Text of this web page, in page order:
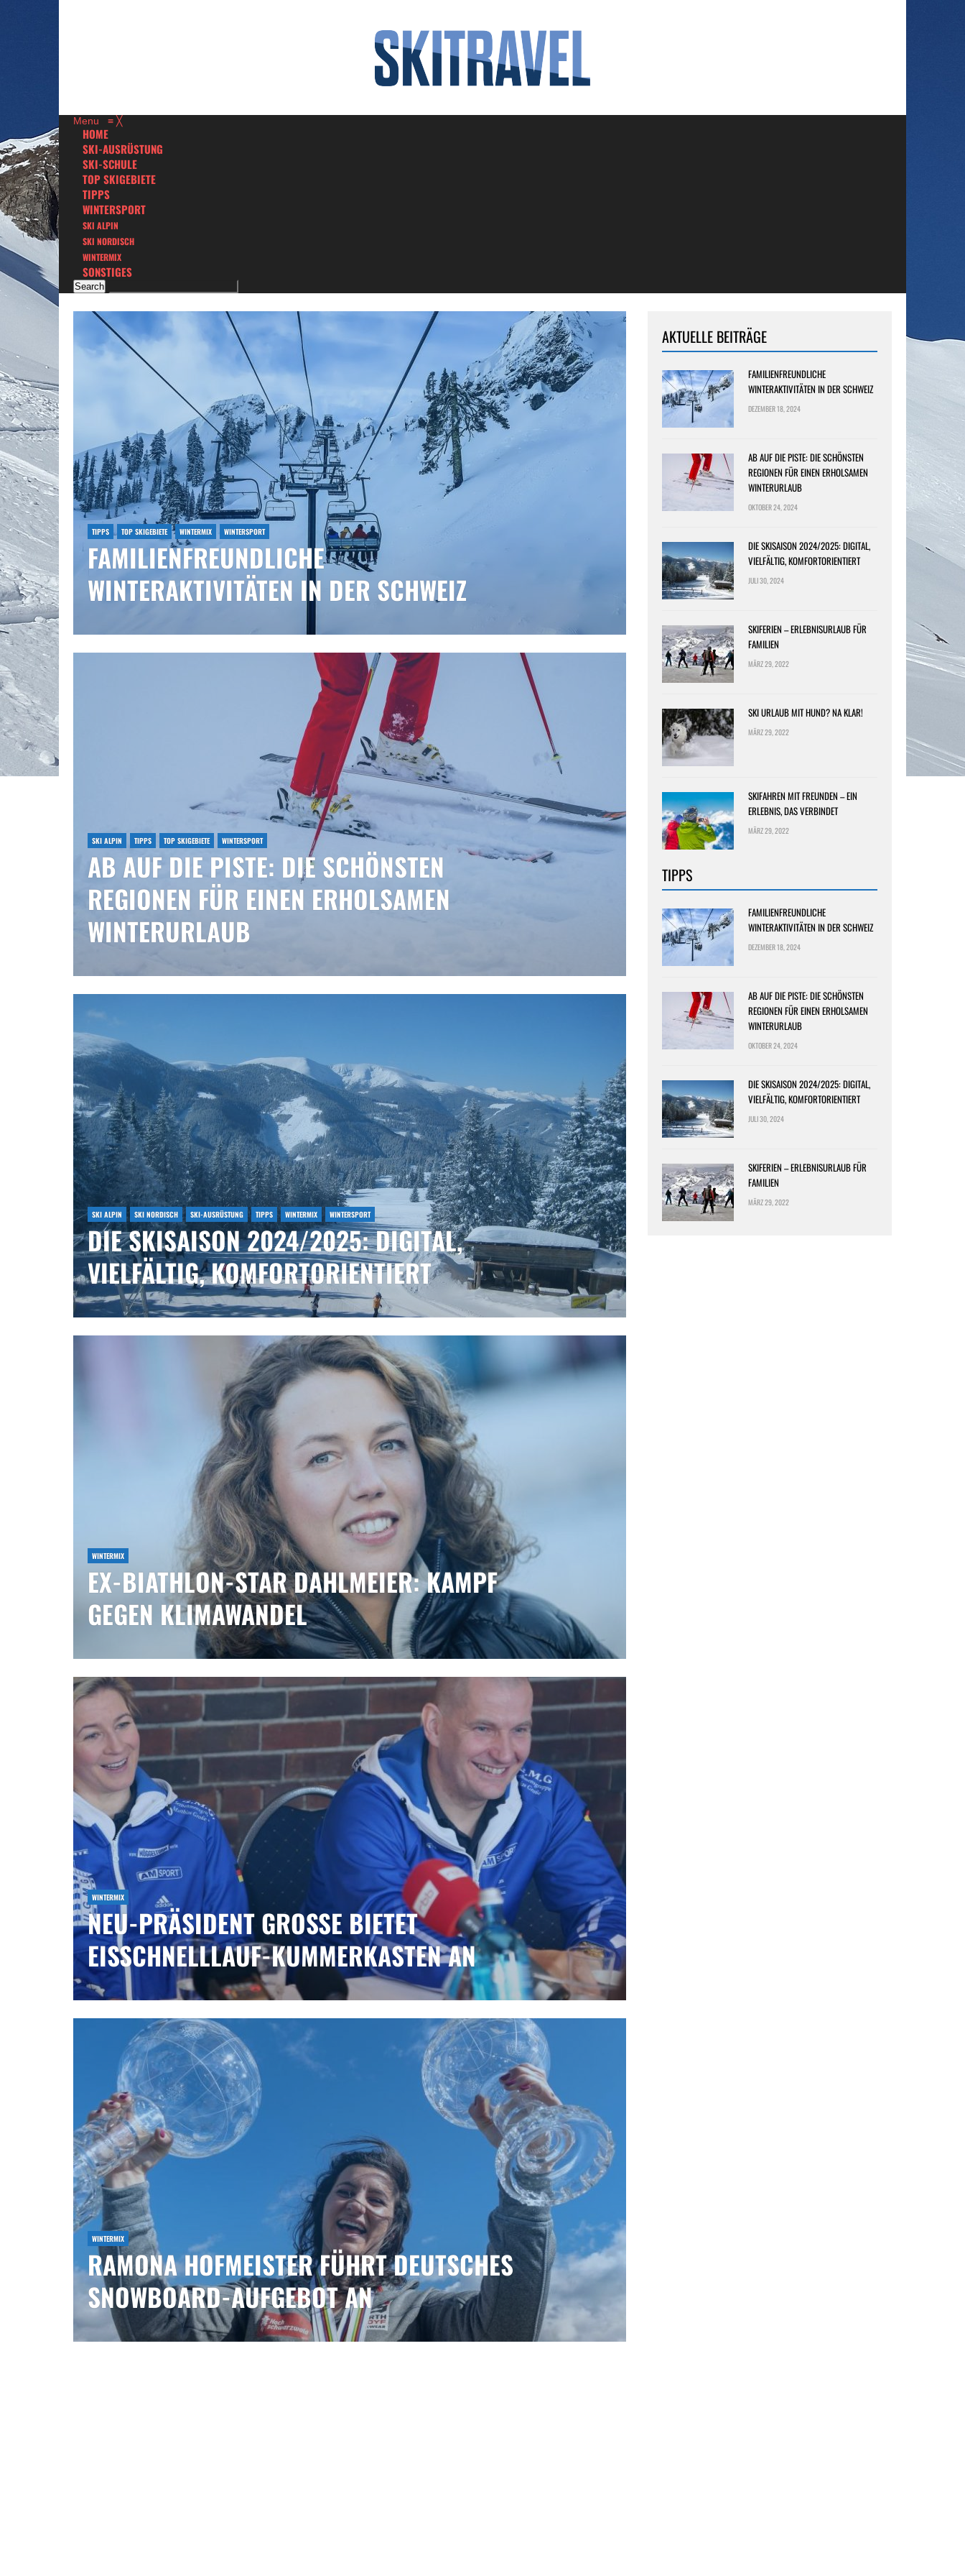
Menu ≡ ╳
HOME
SKI-AUSRÜSTUNG
SKI-SCHULE
TOP SKIGEBIETE
TIPPS
WINTERSPORT
SKI ALPIN
SKI NORDISCH
WINTERMIX
SONSTIGES
TIPPS TOP SKIGEBIETE WINTERMIX WINTERSPORT
FAMILIENFREUNDLICHE
WINTERAKTIVITÄTEN IN DER SCHWEIZ
SKI ALPIN TIPPS TOP SKIGEBIETE WINTERSPORT
AB AUF DIE PISTE: DIE SCHÖNSTEN
REGIONEN FÜR EINEN ERHOLSAMEN
WINTERURLAUB
SKI ALPIN SKI NORDISCH SKI-AUSRÜSTUNG TIPPS WINTERMIX WINTERSPORT
DIE SKISAISON 2024/2025: DIGITAL,
VIELFÄLTIG, KOMFORTORIENTIERT
WINTERMIX
EX-BIATHLON-STAR DAHLMEIER: KAMPF
GEGEN KLIMAWANDEL
WINTERMIX
NEU-PRÄSIDENT GROSSE BIETET E
ISSCHNELLLAUF-KUMMERKASTEN AN
WINTERMIX
RAMONA HOFMEISTER FÜHRT DEUTSCHES
SNOWBOARD-AUFGEBOT AN
AKTUELLE BEITRÄGE
FAMILIENFREUNDLICHE
WINTERAKTIVITÄTEN IN DER SCHWEIZ
DEZEMBER 18, 2024
AB AUF DIE PISTE: DIE SCHÖNSTEN
REGIONEN FÜR EINEN ERHOLSAMEN
WINTERURLAUB
OKTOBER 24, 2024
DIE SKISAISON 2024/2025: DIGITAL,
VIELFÄLTIG, KOMFORTORIENTIERT
JULI 30, 2024
SKIFERIEN – ERLEBNISURLAUB FÜR
FAMILIEN
MÄRZ 29, 2022
SKI URLAUB MIT HUND? NA KLAR!
MÄRZ 29, 2022
SKIFAHREN MIT FREUNDEN – EIN
ERLEBNIS, DAS VERBINDET
MÄRZ 29, 2022
TIPPS
FAMILIENFREUNDLICHE
WINTERAKTIVITÄTEN IN DER SCHWEIZ
DEZEMBER 18, 2024
AB AUF DIE PISTE: DIE SCHÖNSTEN
REGIONEN FÜR EINEN ERHOLSAMEN
WINTERURLAUB
OKTOBER 24, 2024
DIE SKISAISON 2024/2025: DIGITAL,
VIELFÄLTIG, KOMFORTORIENTIERT
JULI 30, 2024
SKIFERIEN – ERLEBNISURLAUB FÜR
FAMILIEN
MÄRZ 29, 2022